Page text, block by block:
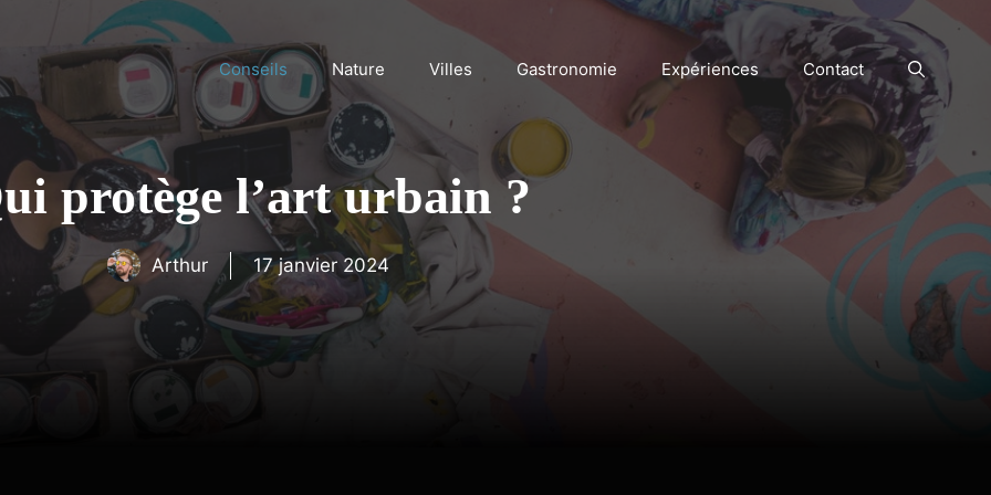
Conseils Nature Villes Gastronomie Expériences Contact
protège l’art urbain ?
Arthur 17 janvier 2024